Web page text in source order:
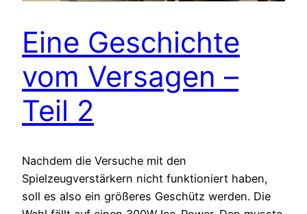
Eine Geschichte
vom Versagen –
Teil 2
Nachdem die Versuche mit den
Spielzeugverstärkern nicht funktioniert haben,
soll es also ein größeres Geschütz werden. Die